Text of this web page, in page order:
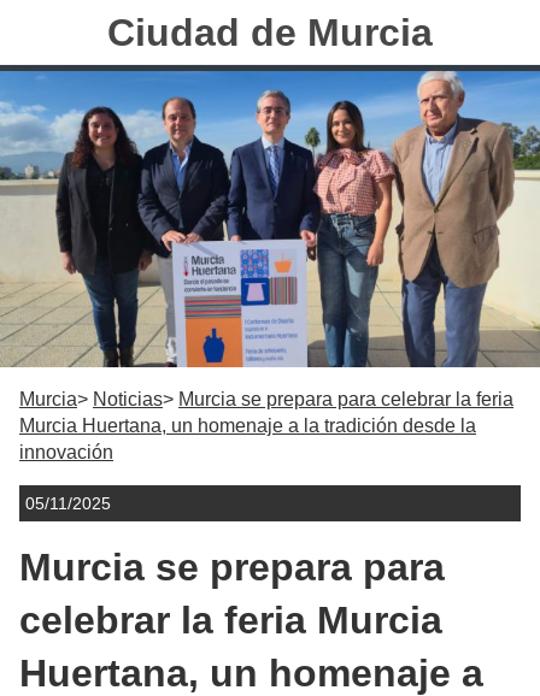
Ciudad de Murcia
Murcia Noticias
Murcia se prepara para celebrar la feria
Murcia Huertana, un homenaje a la tradición desde la
innovación
05/11/2025
Murcia se prepara para
celebrar la feria Murcia
Huertana, un homenaje a